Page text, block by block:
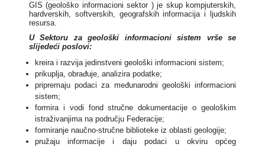
GIS (geološko informacioni sektor ) je skup kompjuterskih,
hardverskih, softverskih, geografskih informacija i ljudskih
resursa.
U Sektoru za geološki informacioni sistem vrše se
slijedeći poslovi:
kreira i razvija jedinstveni geološki informacioni sistem;
prikuplja, obrađuje, analizira podatke;
pripremaju podaci za međunarodni geološki informacioni
sistem;
formira i vodi fond stručne dokumentacije o geološkim
istraživanjima na području Federacije;
formiranje naučno-stručne biblioteke iz oblasti geologije;
pružaju informacije i daju podaci u okviru općeg